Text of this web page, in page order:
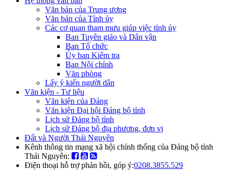
Văn bản của Trung ương
Văn bản của Tỉnh ủy
Các cơ quan tham mưu giúp việc tỉnh ủy
Ban Tuyên giáo và Dân vận
Ban Tổ chức
Ủy ban Kiểm tra
Ban Nội chính
Văn phòng
Lấy ý kiến người dân
Văn kiện - Tư liệu
Văn kiện của Đảng
Văn kiện Đại hội Đảng bộ tỉnh
Lịch sử Đảng bộ tỉnh
Lịch sử Đảng bộ địa phương, đơn vị
Đất và Người Thái Nguyên
Kênh thông tin mạng xã hội chính thống của Đảng bộ tỉnh
Thái Nguyên:
Điện thoại hỗ trợ phản hồi, góp ý:0208.3855.529